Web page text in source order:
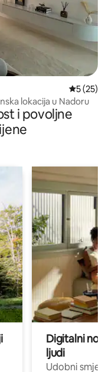
Prosječna
5 (25)
lokacija u Nadoru
i povoljne
Digitalni
ljudi
Udobni